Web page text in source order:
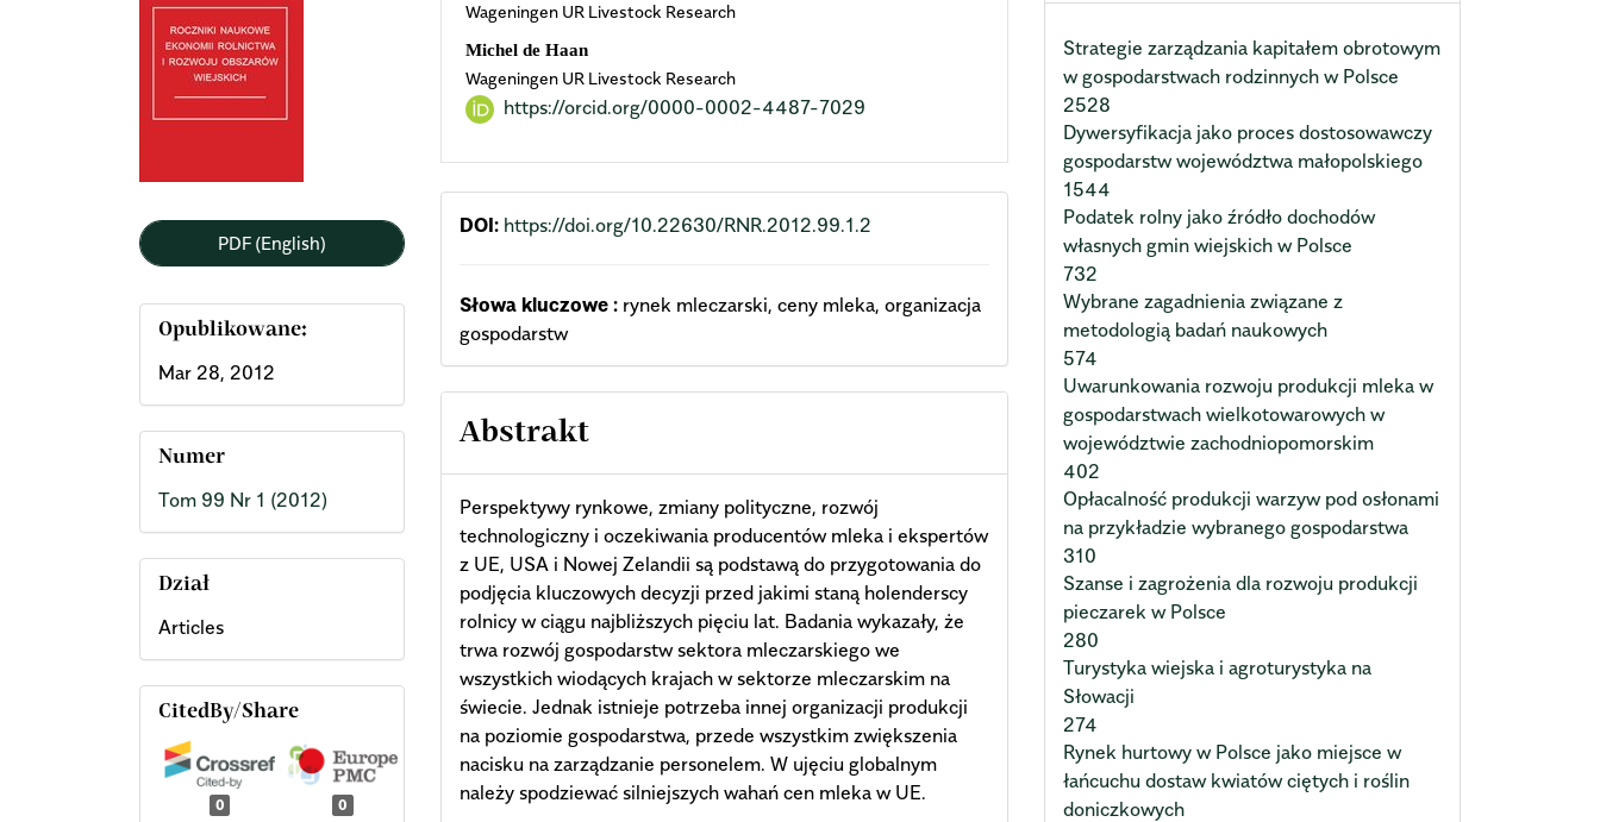
Sidebar
PDF (English)
Opublikowane:
Mar 28, 2012
Numer
Tom 99 Nr 1 (2012)
Dział
Articles
CitedBy/Share
0 0
Article
Content
Wageningen UR Livestock Research
Michel de Haan
Wageningen UR Livestock Research
https://orcid.org/0000-0002-4487-7029
DOI: https://doi.org/10.22630/RNR.2012.99.1.2
Słowa kluczowe : rynek mleczarski, ceny mleka, organizacja
gospodarstw
Abstrakt
Perspektywy rynkowe, zmiany polityczne, rozwój
technologiczny i oczekiwania producentów mleka i ekspertów
z UE, USA i Nowej Zelandii są podstawą do przygotowania do
podjęcia kluczowych decyzji przed jakimi staną holenderscy
rolnicy w ciągu najbliższych pięciu lat. Badania wykazały, że
trwa rozwój gospodarstw sektora mleczarskiego we
wszystkich wiodących krajach w sektorze mleczarskim na
świecie. Jednak istnieje potrzeba innej organizacji produkcji
na poziomie gospodarstwa, przede wszystkim zwiększenia
nacisku na zarządzanie personelem. W ujęciu globalnym
należy spodziewać silniejszych wahań cen mleka w UE.
Strategie zarządzania kapitałem obrotowym
w gospodarstwach rodzinnych w Polsce
2528
Dywersyfikacja jako proces dostosowawczy
gospodarstw województwa małopolskiego
1544
Podatek rolny jako źródło dochodów
własnych gmin wiejskich w Polsce
732
Wybrane zagadnienia związane z
metodologią badań naukowych
574
Uwarunkowania rozwoju produkcji mleka w
gospodarstwach wielkotowarowych w
województwie zachodniopomorskim
402
Opłacalność produkcji warzyw pod osłonami
na przykładzie wybranego gospodarstwa
310
Szanse i zagrożenia dla rozwoju produkcji
pieczarek w Polsce
280
Turystyka wiejska i agroturystyka na
Słowacji
274
Rynek hurtowy w Polsce jako miejsce w
łańcuchu dostaw kwiatów ciętych i roślin
doniczkowych